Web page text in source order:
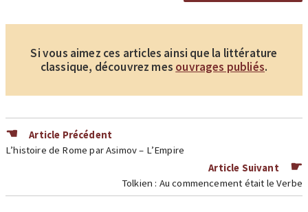
Si vous aimez ces articles ainsi que la littérature
classique, découvrez mes ouvrages publiés.
Article Précédent
L’histoire de Rome par Asimov – L’Empire
Article Suivant
Tolkien : Au commencement était le Verbe